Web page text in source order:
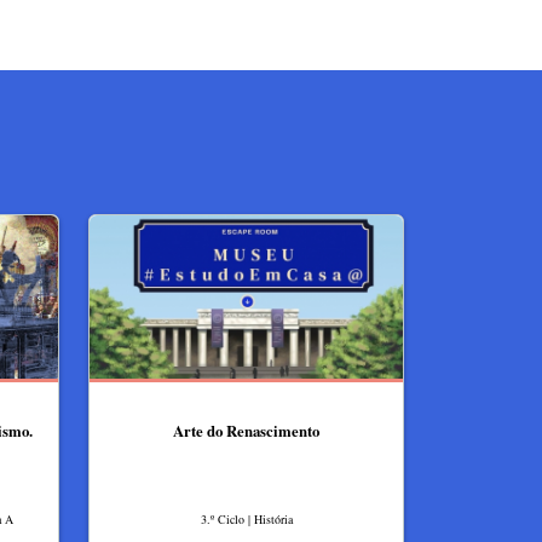
A
Arte do Renascimento
3.º Ciclo | História